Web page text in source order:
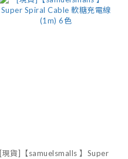
[現貨]【samuelsmalls 】Super